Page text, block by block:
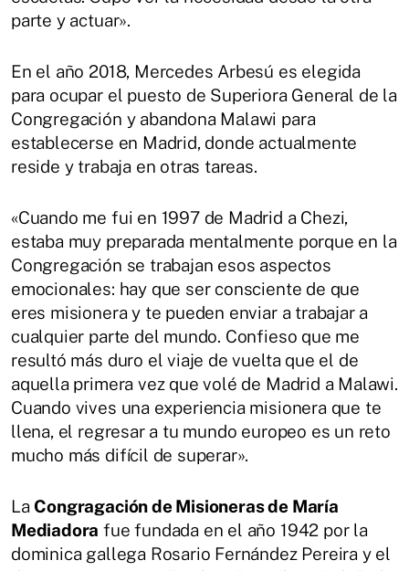
parte y actuar».
En el año 2018, Mercedes Arbesú es elegida
para ocupar el puesto de Superiora General de la
Congregación y abandona Malawi para
establecerse en Madrid, donde actualmente
reside y trabaja en otras tareas.
«Cuando me fui en 1997 de Madrid a Chezi,
estaba muy preparada mentalmente porque en la
Congregación se trabajan esos aspectos
emocionales: hay que ser consciente de que
eres misionera y te pueden enviar a trabajar a
cualquier parte del mundo. Confieso que me
resultó más duro el viaje de vuelta que el de
aquella primera vez que volé de Madrid a Malawi.
Cuando vives una experiencia misionera que te
llena, el regresar a tu mundo europeo es un reto
mucho más difícil de superar».
La Congragación de Misioneras de María
Mediadora fue fundada en el año 1942 por la
dominica gallega Rosario Fernández Pereira y el